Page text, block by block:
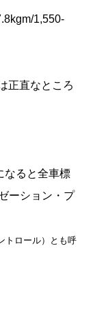
1,550‐
正直なところ
なると全車標
ーション・プ
トロール）とも呼